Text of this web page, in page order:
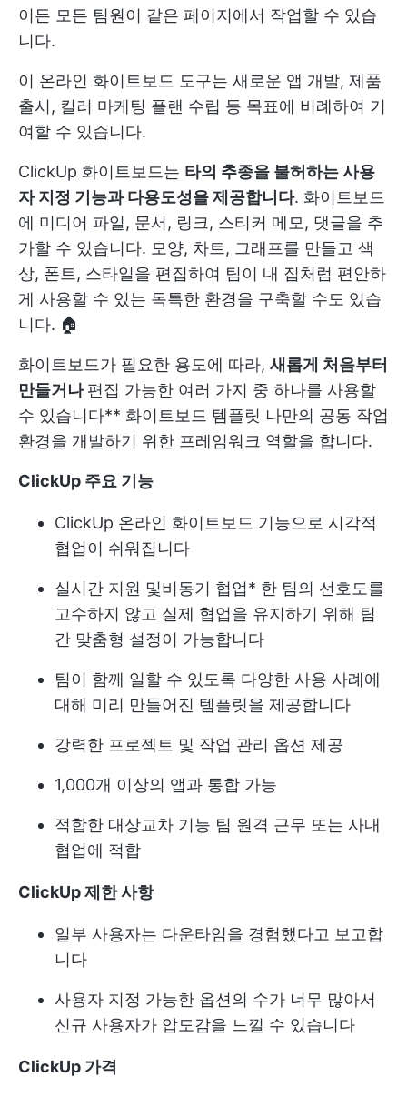
이든 모든 팀원이 같은 페이지에서 작업할 수 있습
니다.
이 온라인 화이트보드 도구는 새로운 앱 개발, 제품
출시, 킬러 마케팅 플랜 수립 등 목표에 비례하여 기
여할 수 있습니다.
ClickUp 화이트보드는 타의 추종을 불허하는 사용
자 지정 기능과 다용도성을 제공합니다. 화이트보드
에 미디어 파일, 문서, 링크, 스티커 메모, 댓글을 추
가할 수 있습니다. 모양, 차트, 그래프를 만들고 색
상, 폰트, 스타일을 편집하여 팀이 내 집처럼 편안하
게 사용할 수 있는 독특한 환경을 구축할 수도 있습
니다. 🏠
화이트보드가 필요한 용도에 따라, 새롭게 처음부터
만들거나편집 가능한 여러 가지 중 하나를 사용할
수 있습니다** 화이트보드 템플릿 나만의 공동 작업
환경을 개발하기 위한 프레임워크 역할을 합니다.
ClickUp 주요 기능
ClickUp 온라인 화이트보드 기능으로 시각적
협업이 쉬워집니다
실시간 지원 및비동기 협업* 한 팀의 선호도를
고수하지 않고 실제 협업을 유지하기 위해 팀
간 맞춤형 설정이 가능합니다
팀이 함께 일할 수 있도록 다양한 사용 사례에
대해 미리 만들어진 템플릿을 제공합니다
강력한 프로젝트 및 작업 관리 옵션 제공
1,000개 이상의 앱과 통합 가능
적합한 대상교차 기능 팀 원격 근무 또는 사내
협업에 적합
ClickUp 제한 사항
일부 사용자는 다운타임을 경험했다고 보고합
니다
사용자 지정 가능한 옵션의 수가 너무 많아서
신규 사용자가 압도감을 느낄 수 있습니다
ClickUp 가격